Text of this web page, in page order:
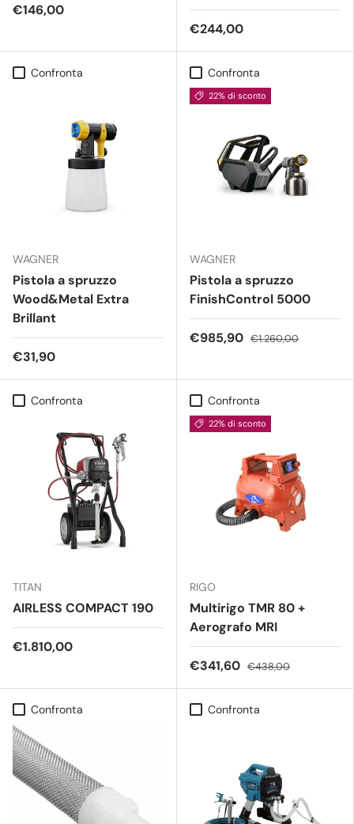
€146,00
€244,00
Confronta
WAGNER
Pistola a spruzzo
Wood&Metal Extra
Brillant
€31,90
Confronta
22% di sconto
WAGNER
Pistola a spruzzo
FinishControl 5000
€985,90 €1.260,00
Confronta
TITAN
AIRLESS COMPACT 190
€1.810,00
Confronta
22% di sconto
RIGO
Multirigo TMR 80 +
Aerografo MRI
€341,60 €438,00
Confronta Confronta